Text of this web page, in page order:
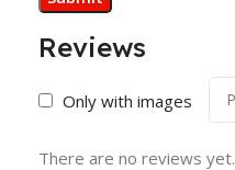
Reviews
Only with images
There are no reviews yet.